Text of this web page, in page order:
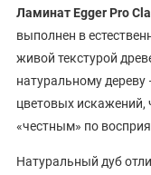
Ламинат Egger Pro
выполнен в
живой текстурой
натуральному
цветовых искажений,
«честным» по
Натуральный дуб